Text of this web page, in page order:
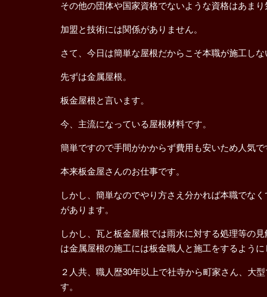
その他の団体や国家資格でないような資格はあま
加盟と技術には関係がありません。
さて、今日は簡単な屋根だからこそ本職が施工しな
先ずは金属屋根。
板金屋根と言います。
今、主流になっている屋根材料です。
簡単ですので手間がかからず費用も安いため人気で
本来板金屋さんのお仕事です。
しかし、簡単なのでやり方さえ分かれば本職でな
があります。
しかし、瓦と板金屋根では雨水に対する処理等の
は金属屋根の施工には板金職人と施工をするように
２人共、職人歴30年以上で社寺から町家さん、大
す。